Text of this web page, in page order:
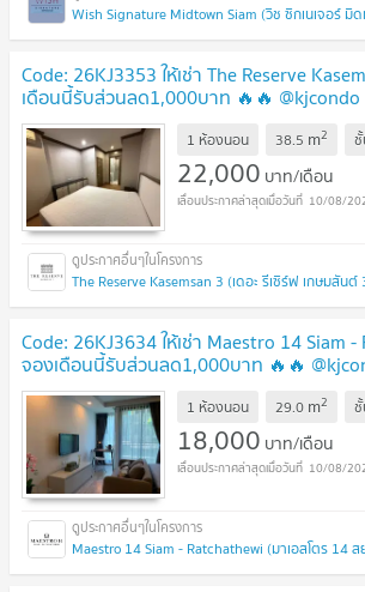
Wish Signature Midtown Siam (วิช ซิกเนเจอร์ มิ
Code: 26KJ3353 ให้เช่า The Reserve
เดือนนี้รับส่วนลด1,000บาท 🔥🔥
คะ) UPDATE !
1 ห้องนอน 38.5 m2
22,000 บาท/เดือน
10/08/
The Reserve Kasemsan 3 (เดอะ รีเซิร์ฟ เกษมสันต์
Code: 26KJ3634 ให้เช่า Maestro 14 Siam
จองเดือนนี้รับส่วนลด1,000บาท 🔥🔥
ด้วยนะคะ) UPDATE !
1 ห้องนอน 29.0 m2
18,000 บาท/เดือน
10/08/
Maestro 14 Siam - Ratchathewi (มาเอสโตร 14 ส